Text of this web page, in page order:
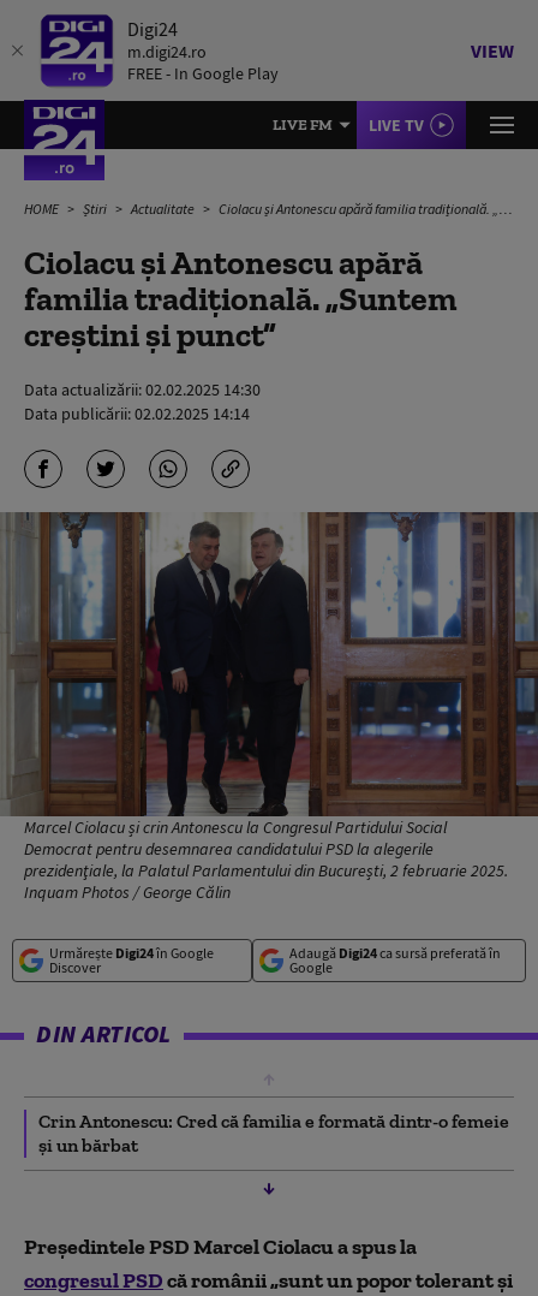
Digi24
m.digi24.ro
FREE - In Google Play
VIEW
LIVE FM LIVE TV
HOME Știri Actualitate Ciolacu și Antonescu apără familia tradițională. „Suntem creștini și punct”
Ciolacu și Antonescu apără
familia tradițională. „Suntem
creștini și punct”
Data actualizării:02.02.2025 14:30
Data publicării:02.02.2025 14:14
Marcel Ciolacu și crin Antonescu la Congresul Partidului Social
Democrat pentru desemnarea candidatului PSD la alegerile
prezidenţiale, la Palatul Parlamentului din București, 2 februarie 2025.
Inquam Photos / George Călin
Urmărește Digi24în Google
Discover
Adaugă Digi24ca sursă preferată în
Google
DIN ARTICOL
Crin Antonescu: Cred că familia e formată dintr-o femeie
și un bărbat
Președintele PSD Marcel Ciolacu a spus la
congresul PSDcă românii „sunt un popor tolerant şi